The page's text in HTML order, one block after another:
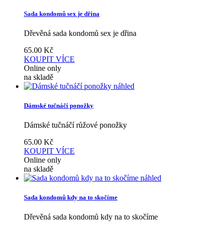
Sada kondomů sex je dřina
Dřevěná sada kondomů sex je dřina
65.00 Kč
KOUPIT VÍCE
Online only
na skladě
náhled
Dámské tučnáčí ponožky
Dámské tučnáčí růžové ponožky
65.00 Kč
KOUPIT VÍCE
Online only
na skladě
náhled
Sada kondomů kdy na to skočíme
Dřevěná sada kondomů kdy na to skočíme